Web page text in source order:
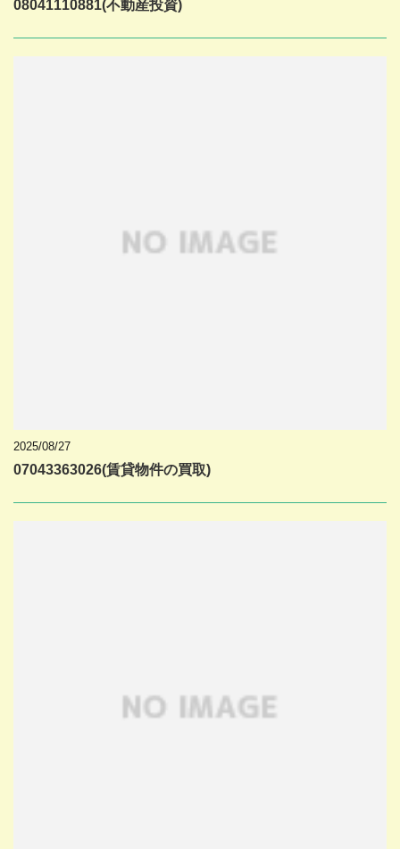
08041110881(不動産投資)
2025/08/27
07043363026(賃貸物件の買取)